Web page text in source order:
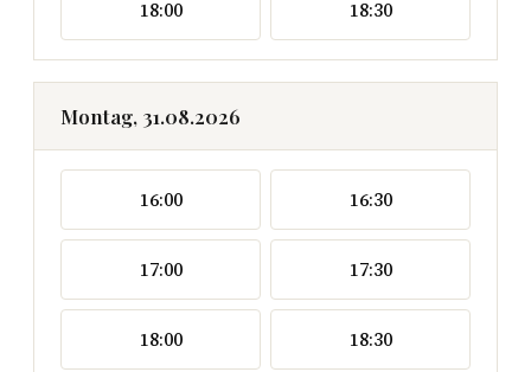
18:00 18:30
Montag, 31.08.2026
16:00 16:30
17:00 17:30
18:00 18:30